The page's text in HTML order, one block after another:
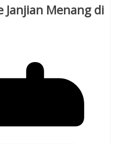
Janjian Menang di